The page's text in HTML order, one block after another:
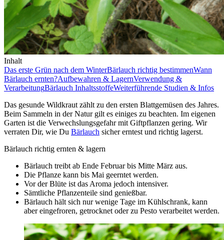
Inhalt
Das erste Grün nach dem WinterBärlauch richtig bestimmenWann
Bärlauch ernten?Aufbewahren & LagernVerwendung &
VerarbeitungBärlauch InhaltsstoffeWeiterführende Studien & Infos
Das gesunde Wildkraut zählt zu den ersten Blattgemüsen des Jahres.
Beim Sammeln in der Natur gilt es einiges zu beachten. Im eigenen
Garten ist die Verwechslungsgefahr mit Giftpflanzen gering. Wir
verraten Dir, wie Du Bärlauch sicher erntest und richtig lagerst.
Bärlauch richtig ernten & lagern
Bärlauch treibt ab Ende Februar bis Mitte März aus.
Die Pflanze kann bis Mai geerntet werden.
Vor der Blüte ist das Aroma jedoch intensiver.
Sämtliche Pflanzenteile sind genießbar.
Bärlauch hält sich nur wenige Tage im Kühlschrank, kann
aber eingefroren, getrocknet oder zu Pesto verarbeitet werden.